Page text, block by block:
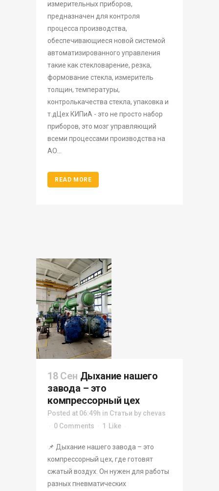
измерительных приборов,
предназначен для контроля
процесса производства,
обеспечивающиеся новой системой
автоматизированного управления
такие как стекловарение, резка,
формование стекла, измеритель
толщин, температуры,
контролькачества стекла, упаковка и
т.дЦех КИПиА - это не просто набор
приборов, это мозг управляющий
всеми процессами производства на
АО...
READ MORE
18 Сен Дыхание нашего
завода – это
компрессорный цех
Posted at 06:49h in Статьи by chevas
0 Comments
1 Like
📌 Дыхание нашего завода – это
компрессорный цех, где готовят
сжатый воздух. Он нужен для работы
разных пневматических